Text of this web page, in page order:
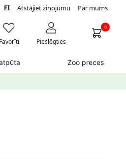
FIAtstājiet ziņojumu Par mums
Favorīti Pieslēgties
0
Zoo preces